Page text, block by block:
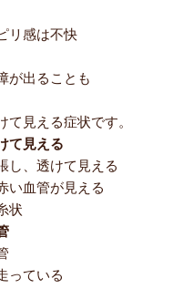
リ感は不快
が出ることも
て見える症状です。
て見える
し、透けて見える
い血管が見える
状
っている